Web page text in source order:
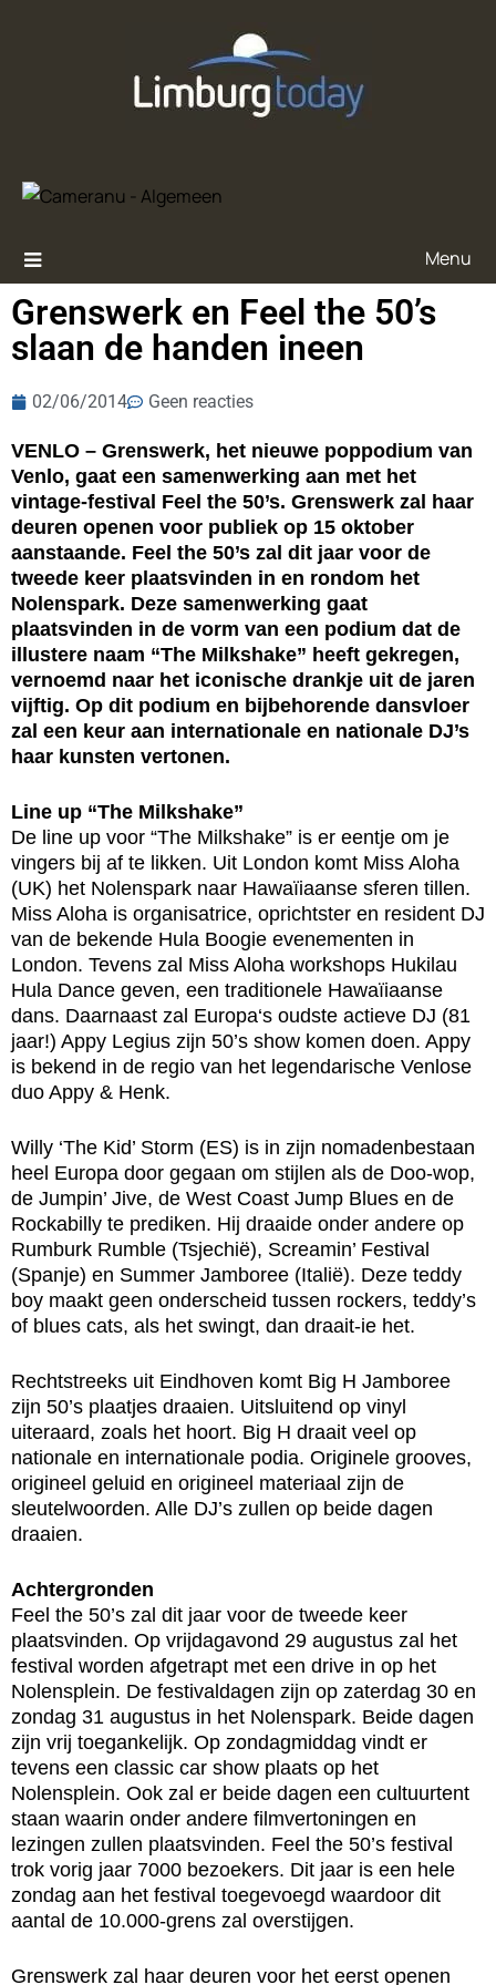
Menu
Grenswerk en Feel the 50’s
slaan de handen ineen
02/06/2014 Geen reacties
VENLO – Grenswerk, het nieuwe poppodium van
Venlo, gaat een samenwerking aan met het
vintage-festival Feel the 50’s. Grenswerk zal haar
deuren openen voor publiek op 15 oktober
aanstaande. Feel the 50’s zal dit jaar voor de
tweede keer plaatsvinden in en rondom het
Nolenspark. Deze samenwerking gaat
plaatsvinden in de vorm van een podium dat de
illustere naam “The Milkshake” heeft gekregen,
vernoemd naar het iconische drankje uit de jaren
vijftig. Op dit podium en bijbehorende dansvloer
zal een keur aan internationale en nationale DJ’s
haar kunsten vertonen.
Line up “The Milkshake”
De line up voor “The Milkshake” is er eentje om je
vingers bij af te likken. Uit London komt Miss Aloha
(UK) het Nolenspark naar Hawaïiaanse sferen tillen.
Miss Aloha is organisatrice, oprichtster en resident DJ
van de bekende Hula Boogie evenementen in
London. Tevens zal Miss Aloha workshops Hukilau
Hula Dance geven, een traditionele Hawaïiaanse
dans. Daarnaast zal Europa‘s oudste actieve DJ (81
jaar!) Appy Legius zijn 50’s show komen doen. Appy
is bekend in de regio van het legendarische Venlose
duo Appy & Henk.
Willy ‘The Kid’ Storm (ES) is in zijn nomadenbestaan
heel Europa door gegaan om stijlen als de Doo-wop,
de Jumpin’ Jive, de West Coast Jump Blues en de
Rockabilly te prediken. Hij draaide onder andere op
Rumburk Rumble (Tsjechië), Screamin’ Festival
(Spanje) en Summer Jamboree (Italië). Deze teddy
boy maakt geen onderscheid tussen rockers, teddy’s
of blues cats, als het swingt, dan draait-ie het.
Rechtstreeks uit Eindhoven komt Big H Jamboree
zijn 50’s plaatjes draaien. Uitsluitend op vinyl
uiteraard, zoals het hoort. Big H draait veel op
nationale en internationale podia. Originele grooves,
origineel geluid en origineel materiaal zijn de
sleutelwoorden. Alle DJ’s zullen op beide dagen
draaien.
Achtergronden
Feel the 50’s zal dit jaar voor de tweede keer
plaatsvinden. Op vrijdagavond 29 augustus zal het
festival worden afgetrapt met een drive in op het
Nolensplein. De festivaldagen zijn op zaterdag 30 en
zondag 31 augustus in het Nolenspark. Beide dagen
zijn vrij toegankelijk. Op zondagmiddag vindt er
tevens een classic car show plaats op het
Nolensplein. Ook zal er beide dagen een cultuurtent
staan waarin onder andere filmvertoningen en
lezingen zullen plaatsvinden. Feel the 50’s festival
trok vorig jaar 7000 bezoekers. Dit jaar is een hele
zondag aan het festival toegevoegd waardoor dit
aantal de 10.000-grens zal overstijgen.
Grenswerk zal haar deuren voor het eerst openen